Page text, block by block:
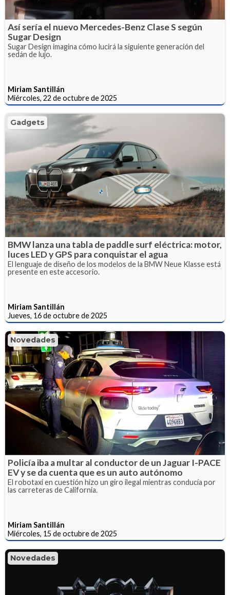
Así sería el nuevo Mercedes-Benz Clase S según
Sugar Design
Sugar Design imagina cómo lucirá la siguiente generación del
sedán de lujo.
Miriam Santillán
Miércoles, 22 de octubre de 2025
Gadgets
BMW lanza una tabla de paddle surf eléctrica: motor,
luces LED y GPS para conquistar el agua
El lenguaje de diseño de los modelos de la BMW Neue Klasse está
presente en este accesorio.
Miriam Santillán
Jueves, 16 de octubre de 2025
Novedades
Policía iba a multar al conductor de un Jaguar I-PACE
EV y se da cuenta que es un auto autónomo
El robotaxi en cuestión hizo un giro ilegal mientras conducía por
las carreteras de California.
Miriam Santillán
Miércoles, 15 de octubre de 2025
Novedades